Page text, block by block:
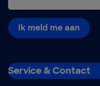
Ik meld me aan
Service & Contact